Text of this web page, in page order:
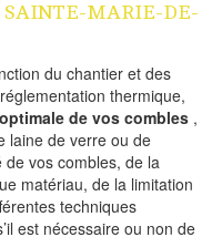
MARIE-DE-
du chantier et des
thermique,
de vos combles ,
laine de verre ou de
de vos combles, de la
matériau, de la limitation
techniques
est nécessaire ou non de